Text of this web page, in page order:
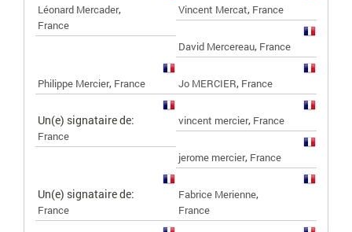
Léonard Mercader,
France
Vincent Mercat, France
David Mercereau, France
Philippe Mercier, France Jo MERCIER, France
Un(e) signataire de:
France
vincent mercier, France
jerome mercier, France
Un(e) signataire de:
France
Fabrice Merienne,
France